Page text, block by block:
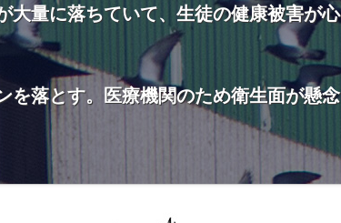
大量に落ちていて、生徒の健康被害が心
を落とす。医療機関のため衛生面が懸念